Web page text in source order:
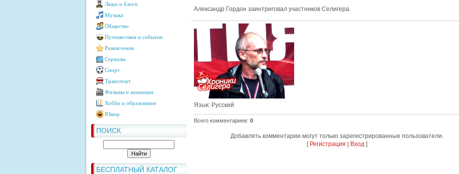
Люди и блоги
Музыка
Общество
Путешествия и события
Развлечения
Сериалы
Спорт
Транспорт
Фильмы и анимация
Хобби и образование
Юмор
ПОИСК
БЕСПЛАТНЫЙ КАТАЛОГ
Александр Гордон заинтриговал участников Селигера.
Язык: Русский
Всего комментариев: 0
Добавлять комментарии могут только зарегистрированные пользователи.
[ Регистрация Вход]